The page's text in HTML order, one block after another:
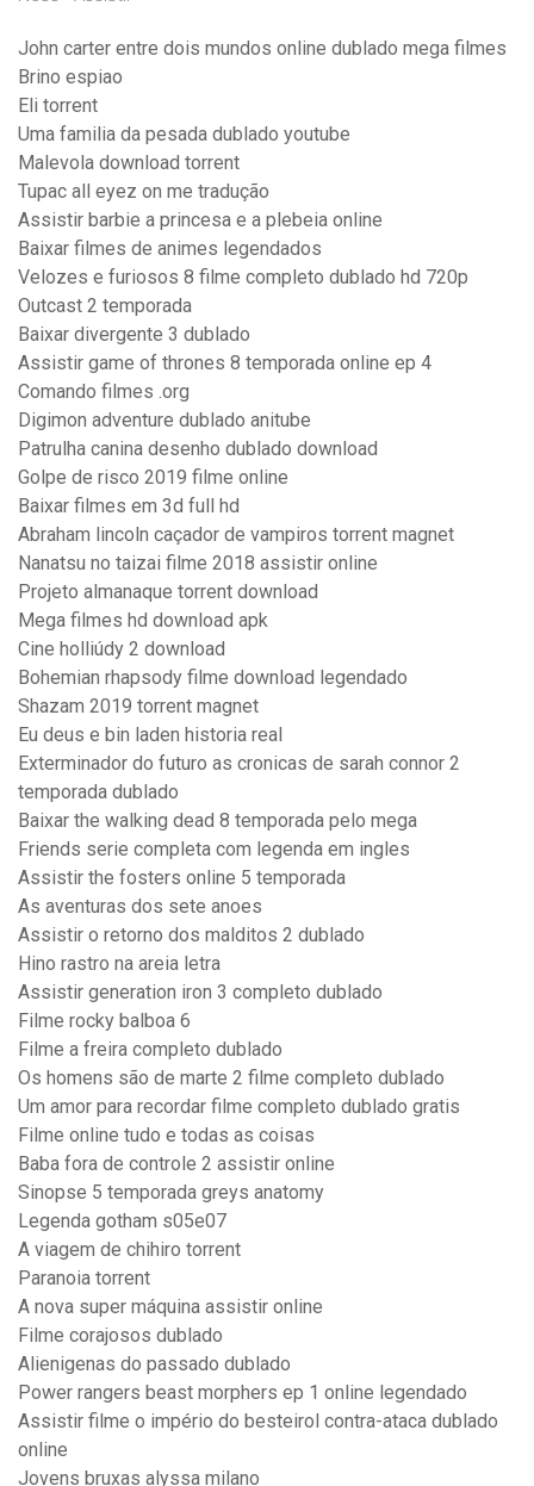
John carter entre dois mundos online dublado mega filmes
Brino espiao
Eli torrent
Uma familia da pesada dublado youtube
Malevola download torrent
Tupac all eyez on me tradução
Assistir barbie a princesa e a plebeia online
Baixar filmes de animes legendados
Velozes e furiosos 8 filme completo dublado hd 720p
Outcast 2 temporada
Baixar divergente 3 dublado
Assistir game of thrones 8 temporada online ep 4
Comando filmes .org
Digimon adventure dublado anitube
Patrulha canina desenho dublado download
Golpe de risco 2019 filme online
Baixar filmes em 3d full hd
Abraham lincoln caçador de vampiros torrent magnet
Nanatsu no taizai filme 2018 assistir online
Projeto almanaque torrent download
Mega filmes hd download apk
Cine holliúdy 2 download
Bohemian rhapsody filme download legendado
Shazam 2019 torrent magnet
Eu deus e bin laden historia real
Exterminador do futuro as cronicas de sarah connor 2
temporada dublado
Baixar the walking dead 8 temporada pelo mega
Friends serie completa com legenda em ingles
Assistir the fosters online 5 temporada
As aventuras dos sete anoes
Assistir o retorno dos malditos 2 dublado
Hino rastro na areia letra
Assistir generation iron 3 completo dublado
Filme rocky balboa 6
Filme a freira completo dublado
Os homens são de marte 2 filme completo dublado
Um amor para recordar filme completo dublado gratis
Filme online tudo e todas as coisas
Baba fora de controle 2 assistir online
Sinopse 5 temporada greys anatomy
Legenda gotham s05e07
A viagem de chihiro torrent
Paranoia torrent
A nova super máquina assistir online
Filme corajosos dublado
Alienigenas do passado dublado
Power rangers beast morphers ep 1 online legendado
Assistir filme o império do besteirol contra-ataca dublado
online
Jovens bruxas alyssa milano